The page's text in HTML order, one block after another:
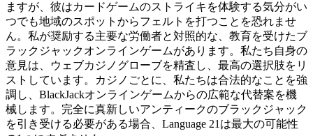
ますが、彼はカードゲームのストライキを体験する気分がい
つでも地域のスポットからフェルトを打つことを恐れませ
ん。私が奨励する主要な労働者と対照的な、教育を受けたブ
ラックジャックオンラインゲームがあります。私たち自身の
意見は、ウェブカジノグローブを精査し、最高の選択肢をリ
ストしています。カジノごとに、私たちは合法的なことを強
調し、BlackJackオンラインゲームからの広範な代替案を機
械します。完全に真新しいアンティークのブラックジャック
を引き受ける必要がある場合、Language 21は最大の可能性